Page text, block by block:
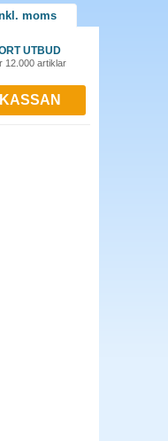
moms
UTBUD
12.000 artiklar